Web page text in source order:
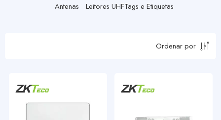
Antenas Leitores UHFTags e Etiquetas
Ordenar por